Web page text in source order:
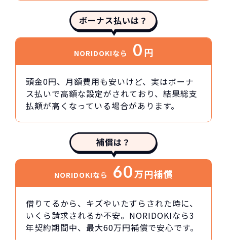
ボーナス払いは？
NORIDOKIなら 0円
頭金0円、月額費用も安いけど、実はボーナ
ス払いで高額な設定がされており、結果総支
払額が高くなっている場合があります。
補償は？
NORIDOKIなら 60万円補償
借りてるから、キズやいたずらされた時に、
いくら請求されるか不安。NORIDOKIなら3
年契約期間中、最大60万円補償で安心です。